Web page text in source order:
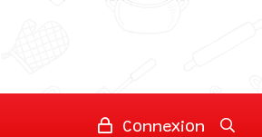
Connexion